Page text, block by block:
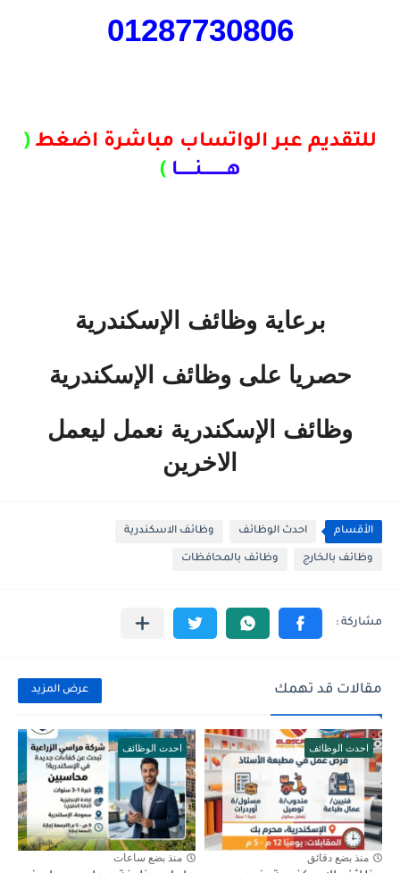
01287730806
للتقديم عبر الواتساب مباشرة اضغط (
هـــــــــنــــــا )
برعاية وظائف الإسكندرية
حصريا على وظائف الإسكندرية
وظائف الإسكندرية نعمل ليعمل
الاخرين
الأقسام احدث الوظائف وظائف الاسكندرية
وظائف بالخارج وظائف بالمحافظات
مقالات قد تهمك عرض المزيد
احدث الوظائف
منذ بضع دقائق
احدث الوظائف
منذ بضع ساعات